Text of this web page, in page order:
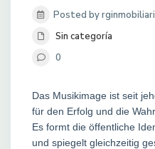
Posted by
Sin categoría
0
Das Musikimage ist seit
für den Erfolg und die
Es formt die öffentliche
und spiegelt gleichzeitig